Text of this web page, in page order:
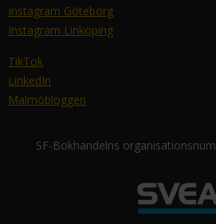
Instagram Göteborg
Instagram Linköping
TikTok
LinkedIn
Malmöbloggen
SF-Bokhandelns